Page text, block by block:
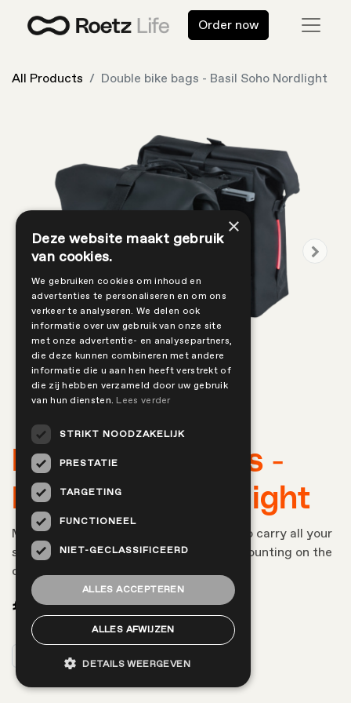
Order now
All Products Double bike bags - Basil Soho Nordlight
Double bike bags -
Basil Soho Nordlight
Modern double bicycle bags from Basil to carry all your
stuff. Including adapter plate for easy mounting on the
carriers.
€ 169,99
Add to cart
×
Deze website maakt gebruik
van cookies.
We gebruiken cookies om inhoud en
advertenties te personaliseren en om ons
verkeer te analyseren. We delen ook
informatie over uw gebruik van onze site
met onze advertentie- en analysepartners,
die deze kunnen combineren met andere
informatie die u aan hen heeft verstrekt of
die zij hebben verzameld door uw gebruik
van hun diensten. Lees verder
STRIKT NOODZAKELIJK
PRESTATIE
TARGETING
FUNCTIONEEL
NIET-GECLASSIFICEERD
ALLES ACCEPTEREN
ALLES AFWIJZEN
DETAILS WEERGEVEN